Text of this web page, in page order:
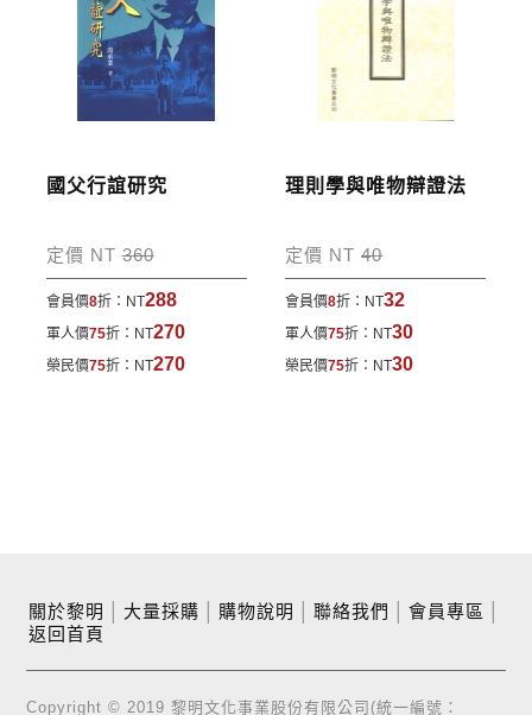
國父行誼研究
定價 NT360
會員價8折： NT288
軍人價75折： NT270
榮民價75折： NT270
理則學與唯物辯證法
定價 NT40
會員價8折： NT32
軍人價75折： NT30
榮民價75折： NT30
關於黎明 大量採購 購物說明 聯絡我們 會員專區
返回首頁
Copyright © 2019 黎明文化事業股份有限公司(統一編號：